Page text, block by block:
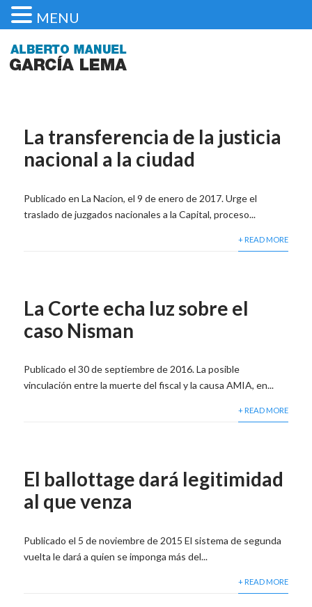
La transferencia de la justicia
nacional a la ciudad
Publicado en La Nacion, el 9 de enero de 2017. Urge el
traslado de juzgados nacionales a la Capital, proceso...
+ READ MORE
La Corte echa luz sobre el
caso Nisman
Publicado el 30 de septiembre de 2016. La posible
vinculación entre la muerte del fiscal y la causa AMIA, en...
+ READ MORE
El ballottage dará legitimidad
al que venza
Publicado el 5 de noviembre de 2015 El sistema de segunda
vuelta le dará a quien se imponga más del...
+ READ MORE
MENU